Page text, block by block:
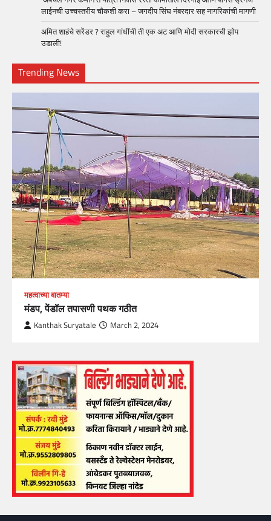
लाईनची उच्चस्तरीय चौकशी करा – जगदीप सिंघ नंबरदार सह नागरिकांची मागणी
अमित शाहंचे सरेंडर ? राहुल गांधींची ती एक अट आणि मोदी सरकारची झोप
उडाली!
Trending News
महत्वाच्या बातम्या
मंडप, पेंडॉल तपासणी पथक गठीत
Kanthak Suryatale March 2, 2024